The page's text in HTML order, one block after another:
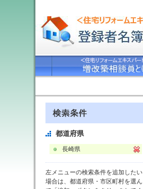
都道府県
長崎県
左メニューの検索条件を追加したい
場合は、都道府県・市区町村を選ん